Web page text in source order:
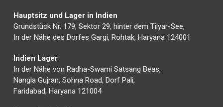
Hauptsitz und Lager in Indien
Grundstück Nr. 179, Sektor 29, hinter dem Tilyar-See,
In der Nähe des Dorfes Gargi, Rohtak, Haryana 124001
Indien Lager
In der Nähe von Radha-Swami Satsang Beas,
Nangla Gujran, Sohna Road, Dorf Pali,
Faridabad, Haryana 121004